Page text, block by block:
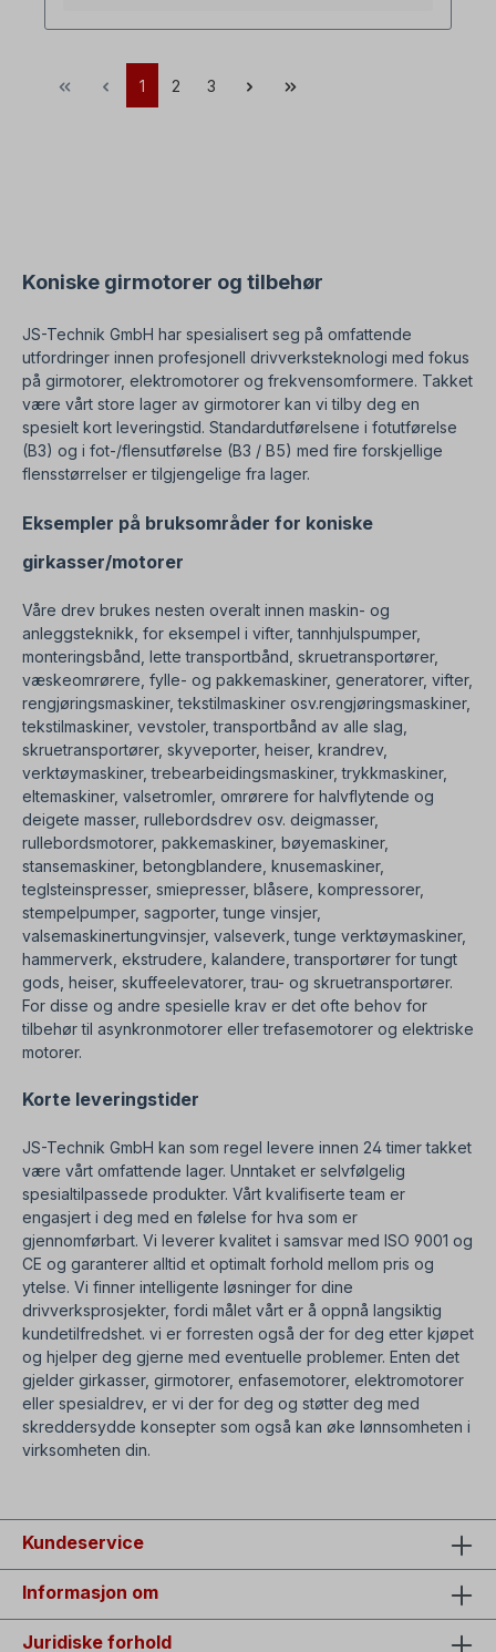
1 2 3
Koniske girmotorer og tilbehør
JS-Technik GmbH har spesialisert seg på omfattende
utfordringer innen profesjonell drivverksteknologi med fokus
på girmotorer, elektromotorer og frekvensomformere. Takket
være vårt store lager av girmotorer kan vi tilby deg en
spesielt kort leveringstid. Standardutførelsene i fotutførelse
(B3) og i fot-/flensutførelse (B3 / B5) med fire forskjellige
flensstørrelser er tilgjengelige fra lager.
Eksempler på bruksområder for koniske
girkasser/motorer
Våre drev brukes nesten overalt innen maskin- og
anleggsteknikk, for eksempel i vifter, tannhjulspumper,
monteringsbånd, lette transportbånd, skruetransportører,
væskeomrørere, fylle- og pakkemaskiner, generatorer, vifter,
rengjøringsmaskiner, tekstilmaskiner osv.rengjøringsmaskiner,
tekstilmaskiner, vevstoler, transportbånd av alle slag,
skruetransportører, skyveporter, heiser, krandrev,
verktøymaskiner, trebearbeidingsmaskiner, trykkmaskiner,
eltemaskiner, valsetromler, omrørere for halvflytende og
deigete masser, rullebordsdrev osv. deigmasser,
rullebordsmotorer, pakkemaskiner, bøyemaskiner,
stansemaskiner, betongblandere, knusemaskiner,
teglsteinspresser, smiepresser, blåsere, kompressorer,
stempelpumper, sagporter, tunge vinsjer,
valsemaskinertungvinsjer, valseverk, tunge verktøymaskiner,
hammerverk, ekstrudere, kalandere, transportører for tungt
gods, heiser, skuffeelevatorer, trau- og skruetransportører.
For disse og andre spesielle krav er det ofte behov for
tilbehør til asynkronmotorer eller trefasemotorer og elektriske
motorer.
Korte leveringstider
JS-Technik GmbH kan som regel levere innen 24 timer takket
være vårt omfattende lager. Unntaket er selvfølgelig
spesialtilpassede produkter. Vårt kvalifiserte team er
engasjert i deg med en følelse for hva som er
gjennomførbart. Vi leverer kvalitet i samsvar med ISO 9001 og
CE og garanterer alltid et optimalt forhold mellom pris og
ytelse. Vi finner intelligente løsninger for dine
drivverksprosjekter, fordi målet vårt er å oppnå langsiktig
kundetilfredshet. vi er forresten også der for deg etter kjøpet
og hjelper deg gjerne med eventuelle problemer. Enten det
gjelder girkasser, girmotorer, enfasemotorer, elektromotorer
eller spesialdrev, er vi der for deg og støtter deg med
skreddersydde konsepter som også kan øke lønnsomheten i
virksomheten din.
Kundeservice
Informasjon om
Juridiske forhold